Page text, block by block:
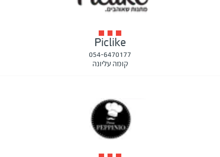
Piclike
054-6470177
קומה עליונה